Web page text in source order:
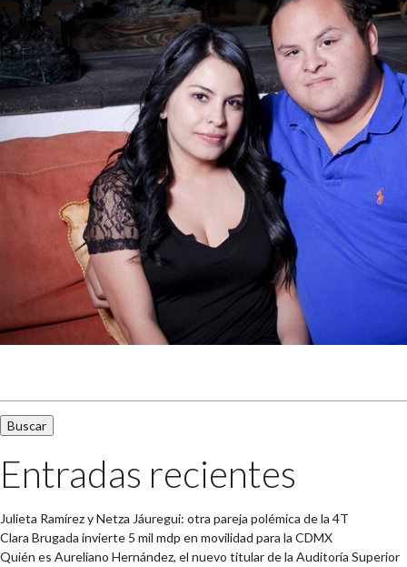
Entradas recientes
Julieta Ramírez y Netza Jáuregui: otra pareja polémica de la 4T
Clara Brugada invierte 5 mil mdp en movilidad para la CDMX
Quién es Aureliano Hernández, el nuevo titular de la Auditoría Superior